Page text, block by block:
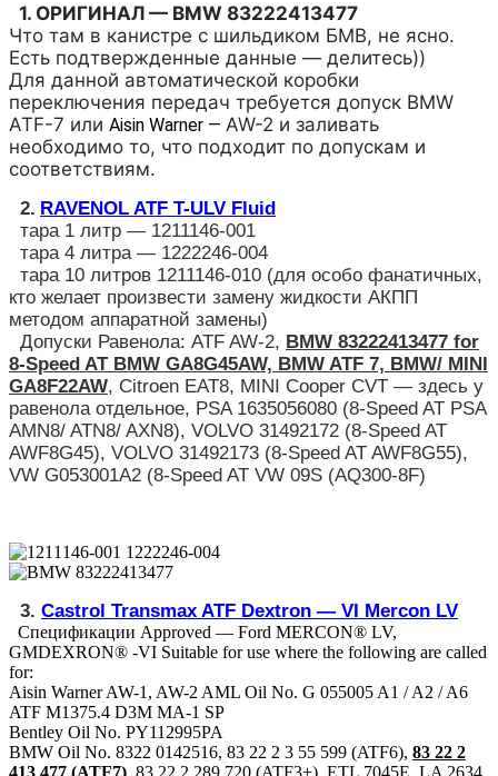
1. ОРИГИНАЛ — BMW 83222413477
Что там в канистре с шильдиком БМВ, не ясно.
Есть подтвержденные данные — делитесь))
Для данной автоматической коробки
переключения передач требуется допуск BMW
ATF-7 или Aisin Warner — AW-2 и заливать
необходимо то, что подходит по допускам и
соответствиям.
2. RAVENOL ATF T-ULV Fluid
тара 1 литр — 1211146-001
тара 4 литра — 1222246-004
тара 10 литров 1211146-010 (для особо фанатичных,
кто желает произвести замену жидкости АКПП
методом аппаратной замены)
Допуски Равенола: ATF AW-2, BMW 83222413477 for
8-Speed AT BMW GA8G45AW, BMW ATF 7, BMW/ MINI
GA8F22AW, Citroen EAT8, MINI Cooper CVT — здесь у
равенола отдельное, PSA 1635056080 (8-Speed AT PSA
AMN8/ ATN8/ AXN8), VOLVO 31492172 (8-Speed AT
AWF8G45), VOLVO 31492173 (8-Speed AT AWF8G55),
VW G053001A2 (8-Speed AT VW 09S (AQ300-8F)
3. Castrol Transmax ATF Dextron — VI Mercon LV
Спецификации Approved — Ford MERCON® LV,
GMDEXRON® -VI Suitable for use where the following are called
for:
Aisin Warner AW-1, AW-2 AML Oil No. G 055005 A1 / A2 / A6
ATF M1375.4 D3M MA-1 SP
Bentley Oil No. PY112995PA
BMW Oil No. 8322 0142516, 83 22 2 3 55 599 (ATF6), 83 22 2
413 477 (ATF7) , 83 22 2 289 720 (ATF3+), ETL 7045E, LA 2634,